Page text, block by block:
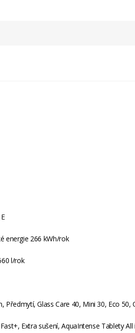
E
energie 266 kWh/rok
l/rok
Předmytí, Glass Care 40, Mini 30, Eco
Extra sušení, AquaIntense Tablety